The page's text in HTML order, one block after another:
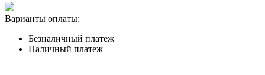
Варианты оплаты:
Безналичный платеж
Наличный платеж